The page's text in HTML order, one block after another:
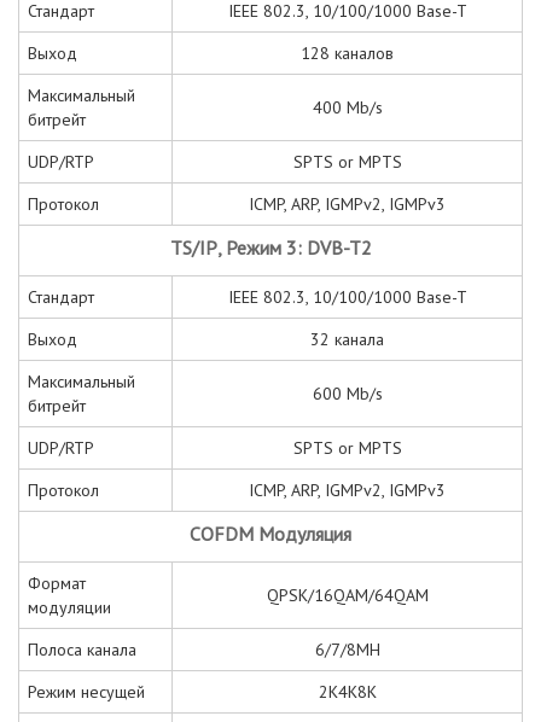
Стандарт
IEEE 802.3, 10/100/1000 Base-T
Выход
128 каналов
Максимальный
битрейт
400 Mb/s
UDP/RTP
SPTS or MPTS
Протокол
ICMP, ARP, IGMPv2, IGMPv3
TS/IP, Режим 3: DVB-T2
Стандарт
IEEE 802.3, 10/100/1000 Base-T
Выход
32 канала
Максимальный
битрейт
600 Mb/s
UDP/RTP
SPTS or MPTS
Протокол
ICMP, ARP, IGMPv2, IGMPv3
COFDM Модуляция
Формат
модуляции
QPSK/16QAM/64QAM
Полоса канала
6/7/8MH
Режим несущей
2K4K8K